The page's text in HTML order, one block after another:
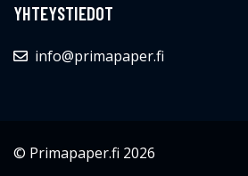
YHTEYSTIEDOT
info@primapaper.fi
© Primapaper.fi 2026